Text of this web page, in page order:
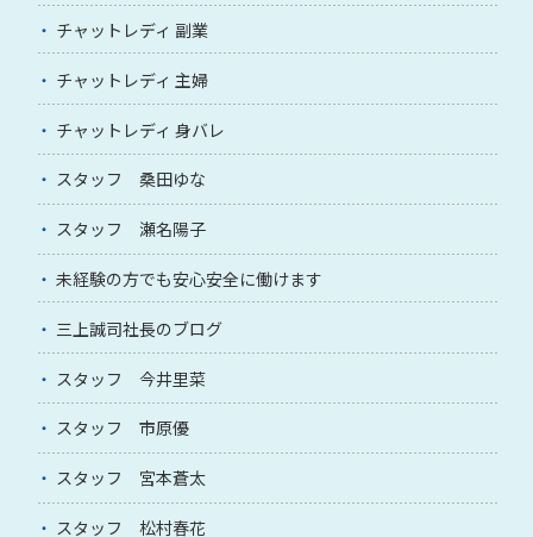
チャットレディ 副業
チャットレディ 主婦
チャットレディ 身バレ
スタッフ 桑田ゆな
スタッフ 瀬名陽子
未経験の方でも安心安全に働けます
三上誠司社長のブログ
スタッフ 今井里菜
スタッフ 市原優
スタッフ 宮本蒼太
スタッフ 松村春花